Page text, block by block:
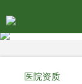
医院资质